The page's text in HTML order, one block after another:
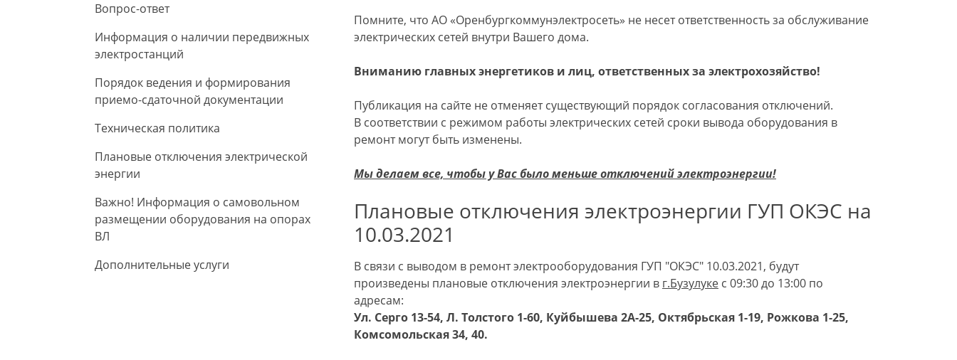
Вопрос-ответ
Информация о наличии передвижных
электростанций
Порядок ведения и формирования
приемо-сдаточной документации
Техническая политика
Плановые отключения электрической
энергии
Важно! Информация о самовольном
размещении оборудования на опорах
ВЛ
Дополнительные услуги
Помните, что АО «Оренбургкоммунэлектросеть» не несет ответственность за обслуживание
электрических сетей внутри Вашего дома.
Вниманию главных энергетиков и лиц, ответственных за электрохозяйство!
Публикация на сайте не отменяет существующий порядок согласования отключений.
В соответствии с режимом работы электрических сетей сроки вывода оборудования в
ремонт могут быть изменены.
Мы делаем все, чтобы у Вас было меньше отключений электроэнергии!
Плановые отключения электроэнергии ГУП ОКЭС на
10.03.2021
В связи с выводом в ремонт электрооборудования ГУП "ОКЭС" 10.03.2021, будут
произведены плановые отключения электроэнергии в г.Бузулуке с 09:30 до 13:00 по
адресам:
Ул. Серго 13-54, Л. Толстого 1-60, Куйбышева 2А-25, Октябрьская 1-19, Рожкова 1-25,
Комсомольская 34, 40.